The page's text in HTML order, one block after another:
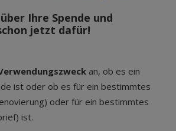
Ihre Spende und
jetzt dafür!
an, ob es ein
ist oder ob es für ein bestimmtes
oder für ein bestimmtes
ist.